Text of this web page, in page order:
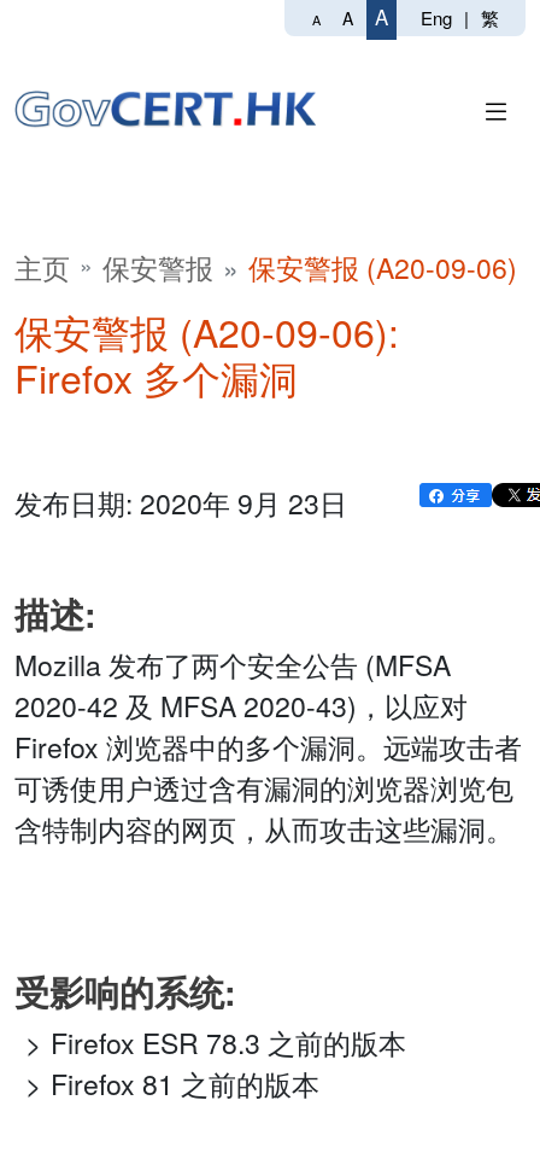
A A A Eng | 繁
主页 保安警报 保安警报 (A20-09-06)
保安警报 (A20-09-06):
Firefox 多个漏洞
发布日期: 2020年 9月 23日
描述:
Mozilla 发布了两个安全公告 (MFSA
2020-42 及 MFSA 2020-43)，以应对
Firefox 浏览器中的多个漏洞。远端攻击者
可诱使用户透过含有漏洞的浏览器浏览包
含特制内容的网页，从而攻击这些漏洞。
受影响的系统:
Firefox ESR 78.3 之前的版本
Firefox 81 之前的版本